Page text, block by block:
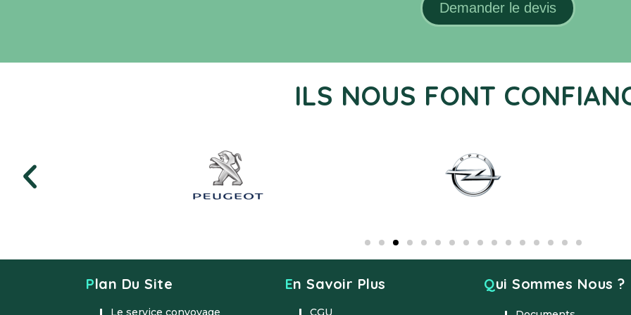
ILS NOUS FONT
Plan Du Site
Le service convoyage
En Savoir Plus
CGU
Qui Sommes Nous ?